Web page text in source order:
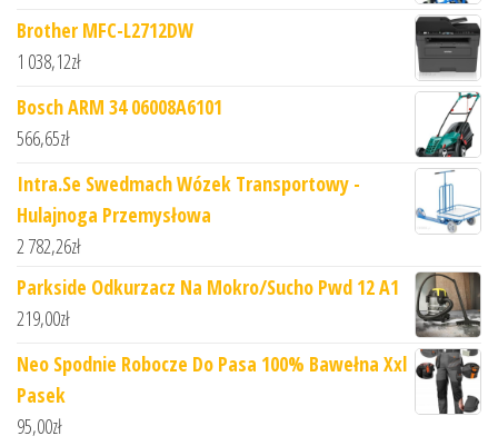
Brother MFC-L2712DW
1 038,12zł
Bosch ARM 34 06008A6101
566,65zł
Intra.Se Swedmach Wózek Transportowy -
Hulajnoga Przemysłowa
2 782,26zł
Parkside Odkurzacz Na Mokro/Sucho Pwd 12 A1
219,00zł
Neo Spodnie Robocze Do Pasa 100% Bawełna Xxl
Pasek
95,00zł